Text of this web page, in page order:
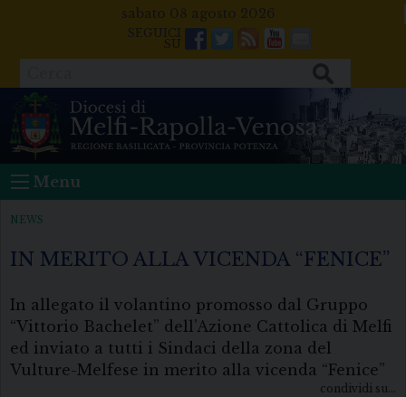
sabato 08 agosto 2026
Facebook
Twitter
FeedsYoutube
Mail
Menu
NEWS
IN MERITO ALLA VICENDA “FENICE”
In allegato il volantino promosso dal Gruppo
“Vittorio Bachelet” dell’Azione Cattolica di Melfi
ed inviato a tutti i Sindaci della zona del
Vulture-Melfese in merito alla vicenda “Fenice”
condividi su...